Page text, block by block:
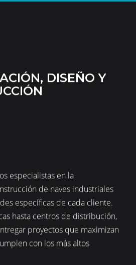
DISEÑO Y
especialistas en la
de naves industriales
específicas de cada cliente.
hasta centros de distribución,
proyectos que maximizan
con los más altos